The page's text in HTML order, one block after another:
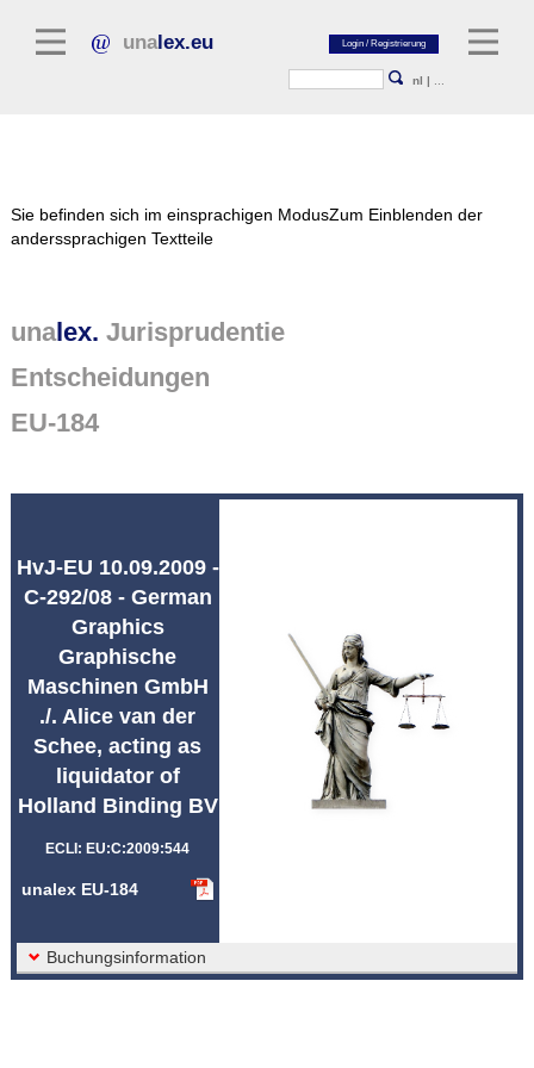
unalex.eu
nl |
Regelgevende teksten
Jurisprudentie
Sie befinden sich im einsprachigen ModusZum Einblenden der
anderssprachigen Textteile
unalex. Jurisprudentie
Entscheidungen
EU-184
HvJ-EU 10.09.2009 -
C-292/08 - German
Graphics
Graphische
Maschinen GmbH
./. Alice van der
Schee, acting as
liquidator of
Holland Binding BV
ECLI: EU:C:2009:544
unalex EU-184
Buchungsinformation